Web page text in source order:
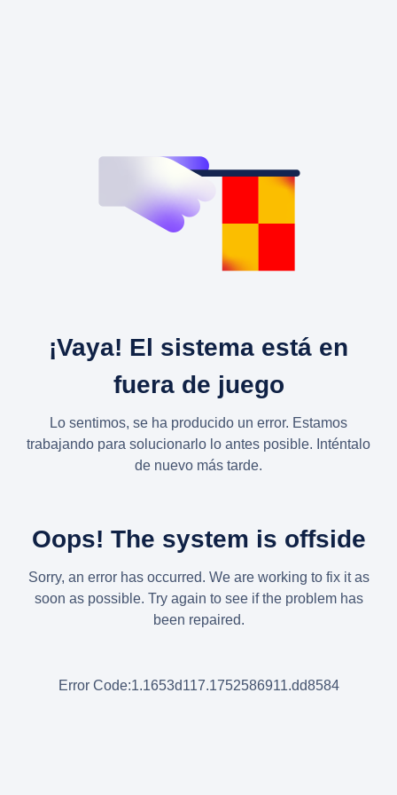
¡Vaya! El sistema está en
fuera de juego
Lo sentimos, se ha producido un error. Estamos
trabajando para solucionarlo lo antes posible. Inténtalo
de nuevo más tarde.
Oops! The system is offside
Sorry, an error has occurred. We are working to fix it as
soon as possible. Try again to see if the problem has
been repaired.
Error Code:1.1653d117.1752586911.dd8584